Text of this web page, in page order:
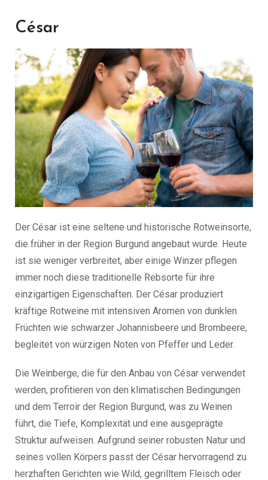
César
Der César ist eine seltene und historische Rotweinsorte,
die früher in der Region Burgund angebaut wurde. Heute
ist sie weniger verbreitet, aber einige Winzer pflegen
immer noch diese traditionelle Rebsorte für ihre
einzigartigen Eigenschaften. Der César produziert
kräftige Rotweine mit intensiven Aromen von dunklen
Früchten wie schwarzer Johannisbeere und Brombeere,
begleitet von würzigen Noten von Pfeffer und Leder.
Die Weinberge, die für den Anbau von César verwendet
werden, profitieren von den klimatischen Bedingungen
und dem Terroir der Region Burgund, was zu Weinen
führt, die Tiefe, Komplexität und eine ausgeprägte
Struktur aufweisen. Aufgrund seiner robusten Natur und
seines vollen Körpers passt der César hervorragend zu
herzhaften Gerichten wie Wild, gegrilltem Fleisch oder